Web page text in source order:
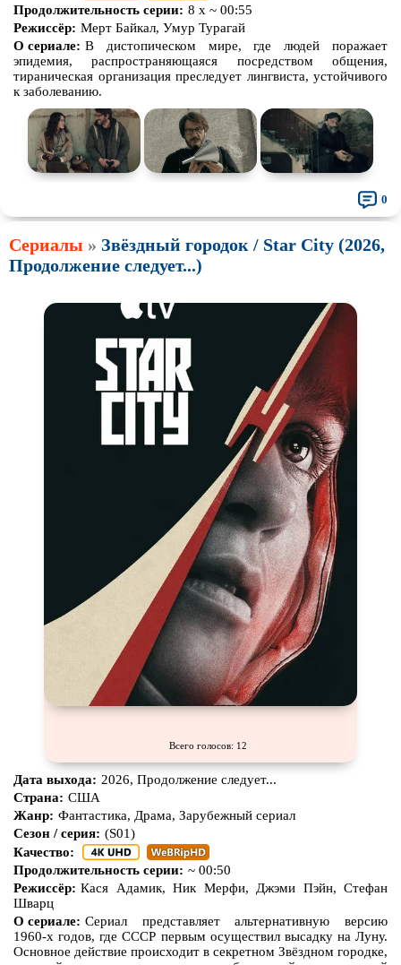
Продолжительность серии: 8 x ~ 00:55
Режиссёр: Мерт Байкал, Умур Турагай
О сериале: В дистопическом мире, где людей поражает
эпидемия, распространяющаяся посредством общения,
тираническая организация преследует лингвиста, устойчивого
к заболеванию.
0
Сериалы » Звёздный городок / Star City (2026,
Продолжение следует...)
Всего голосов: 12
Дата выхода: 2026, Продолжение следует...
Страна: США
Жанр: Фантастика, Драма, Зарубежный сериал
Сезон / серия: (S01)
Качество:
Продолжительность серии: ~ 00:50
Режиссёр: Кася Адамик, Ник Мерфи, Джэми Пэйн, Стефан
Шварц
О сериале: Сериал представляет альтернативную версию
1960-х годов, где СССР первым осуществил высадку на Луну.
Основное действие происходит в секретном Звёздном городке,